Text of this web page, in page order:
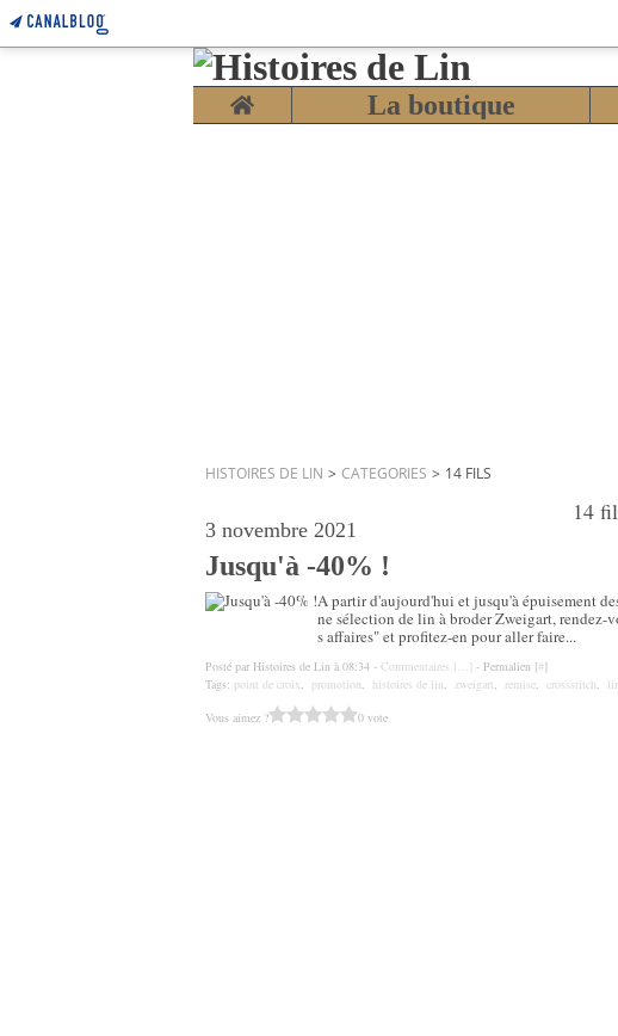
Home La boutique
HISTOIRES DE LIN > CATEGORIES > 14 FILS
14
3 novembre 2021
Jusqu'à -40% !
A partir d'aujourd'hui et jusqu'à épuisement
ne sélection de lin à broder Zweigart, rendez-
s affaires" et profitez-en pour aller faire...
Posté par Histoires de Lin à 08:34 - Commentaires [… - Permalien [#]
Tags: point de croix, promotion, histoires de lin, zweigart, remise, crossstitch,
Vous aimez ?
0 vote